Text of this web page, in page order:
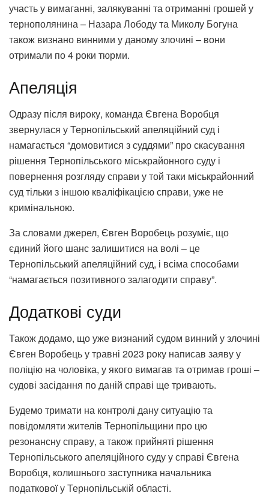
участь у вимаганні, залякуванні та отриманні грошей у
тернополянина – Назара Лободу та Миколу Богуна
також визнано винними у даному злочині – вони
отримали по 4 роки тюрми.
Апеляція
Одразу після вироку, команда Євгена Воробця
звернулася у Тернопільський апеляційний суд і
намагається “домовитися з суддями” про скасування
рішення Тернопільського міськрайонного суду і
повернення розгляду справи у той таки міськрайонний
суд тільки з іншою кваліфікацією справи, уже не
кримінальною.
За словами джерел, Євген Воробець розуміє, що
єдиний його шанс залишитися на волі – це
Тернопільський апеляційний суд, і всіма способами
“намагається позитивного залагодити справу”.
Додаткові суди
Також додамо, що уже визнаний судом винний у злочині
Євген Воробець у травні 2023 року написав заяву у
поліцію на чоловіка, у якого вимагав та отримав гроші –
судові засідання по даній справі ще тривають.
Будемо тримати на контролі дану ситуацію та
повідомляти жителів Тернопільщини про цю
резонансну справу, а також прийняті рішення
Тернопільського апеляційного суду у справі Євгена
Воробця, колишнього заступника начальника
податкової у Тернопільській області.